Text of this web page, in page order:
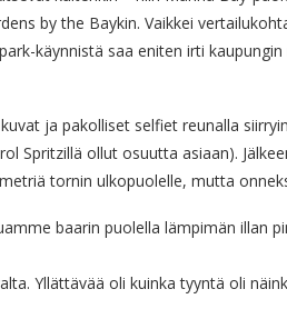
by the Baykin. Vaikkei
käynnistä saa eniten irti
ja pakolliset selfiet reunalla
Spritzillä ollut osuutta asiaan).
tornin ulkopuolelle, mutta
baarin puolella lämpimän illan
Yllättävää oli kuinka tyyntä oli